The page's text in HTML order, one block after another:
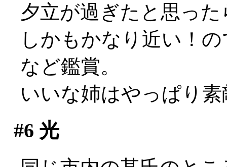
夕立が過ぎたと思っ
しかもかなり近い！
など鑑賞。
いいな姉はやっぱり
#6 光